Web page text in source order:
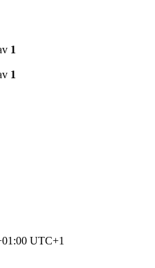
1
1
UTC+1